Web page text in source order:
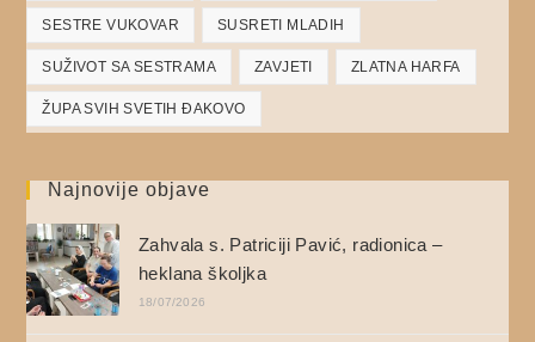
SESTRE VUKOVAR SUSRETI MLADIH
SUŽIVOT SA SESTRAMA ZAVJETI ZLATNA HARFA
ŽUPA SVIH SVETIH ĐAKOVO
Najnovije objave
Zahvala s. Patriciji Pavić, radionica –
heklana školjka
18/07/2026